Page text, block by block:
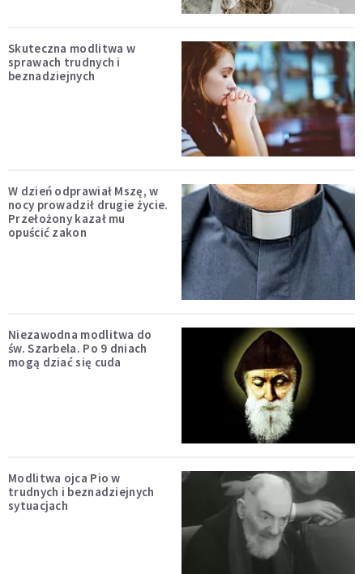
Skuteczna modlitwa w
sprawach trudnych i
beznadziejnych
W dzień odprawiał Mszę, w
nocy prowadził drugie życie.
Przełożony kazał mu
opuścić zakon
Niezawodna modlitwa do
św. Szarbela. Po 9 dniach
mogą dziać się cuda
Modlitwa ojca Pio w
trudnych i beznadziejnych
sytuacjach